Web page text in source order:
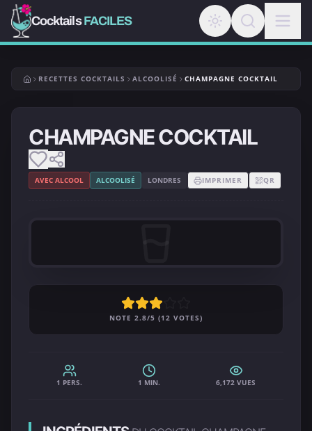
CocktailsFACILES
RECETTES COCKTAILS ALCOOLISÉ CHAMPAGNE COCKTAIL
CHAMPAGNE COCKTAIL
AVEC ALCOOL ALCOOLISÉ LONDRES IMPRIMER QR
NOTE 2.8/5 (12 VOTES)
1 PERS. 1 MIN. 6,172 VUES